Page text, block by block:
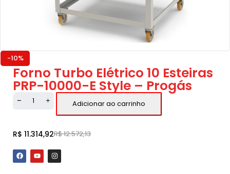
-10%
Forno Turbo Elétrico 10 Esteiras
PRP-10000-E Style – Progás
Adicionar ao carrinho
R$12.572,13
R$ 11.314,92